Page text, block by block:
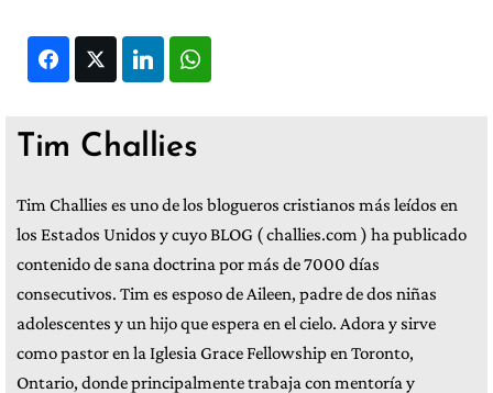
FacebookTwitter LinkedIn
Tim Challies
Tim Challies es uno de los blogueros cristianos más leídos en
los Estados Unidos y cuyo BLOG ( challies.com ) ha publicado
contenido de sana doctrina por más de 7000 días
consecutivos. Tim es esposo de Aileen, padre de dos niñas
adolescentes y un hijo que espera en el cielo. Adora y sirve
como pastor en la Iglesia Grace Fellowship en Toronto,
Ontario, donde principalmente trabaja con mentoría y